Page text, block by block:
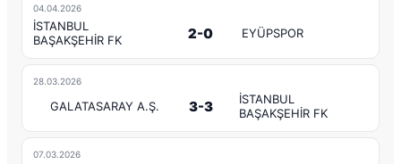
04.04.2026
İSTANBUL
BAŞAKŞEHİR FK
2-0 EYÜPSPOR
28.03.2026
GALATASARAY A.Ş. 3-3
İSTANBUL
BAŞAKŞEHİR FK
07.03.2026